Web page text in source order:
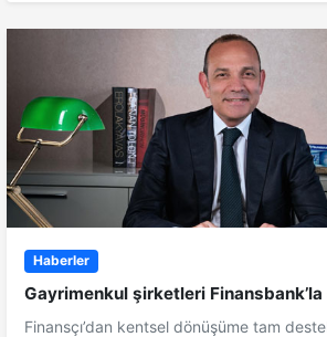
Haberler
Gayrimenkul şirketleri
Finansçı’dan kentsel dönüşüme tam